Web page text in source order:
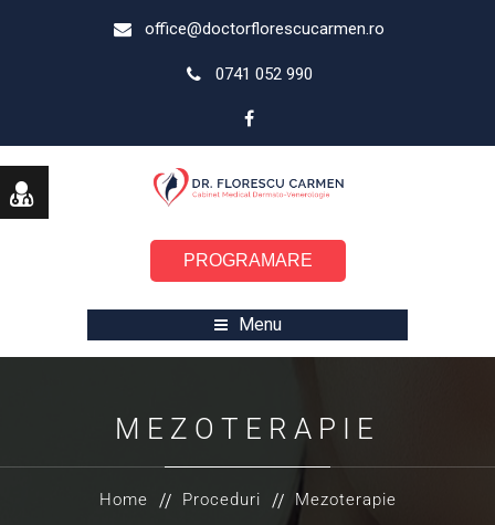
office@doctorflorescucarmen.ro
0741 052 990
PROGRAMARE
Menu
MEZOTERAPIE
Home Proceduri Mezoterapie